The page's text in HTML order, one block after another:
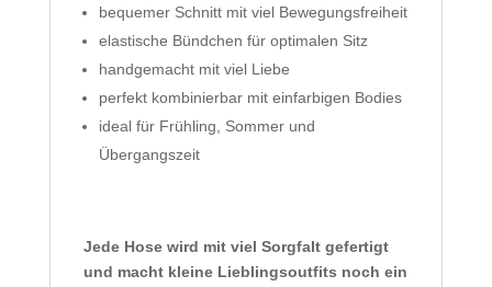
bequemer Schnitt mit viel Bewegungsfreiheit
elastische Bündchen für optimalen Sitz
handgemacht mit viel Liebe
perfekt kombinierbar mit einfarbigen Bodies
ideal für Frühling, Sommer und
Übergangszeit
Jede Hose wird mit viel Sorgfalt gefertigt
und macht kleine Lieblingsoutfits noch ein